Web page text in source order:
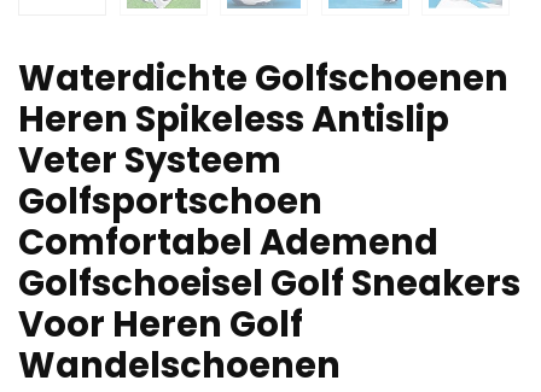
Waterdichte Golfschoenen
Heren Spikeless Antislip
Veter Systeem
Golfsportschoen
Comfortabel Ademend
Golfschoeisel Golf Sneakers
Voor Heren Golf
Wandelschoenen